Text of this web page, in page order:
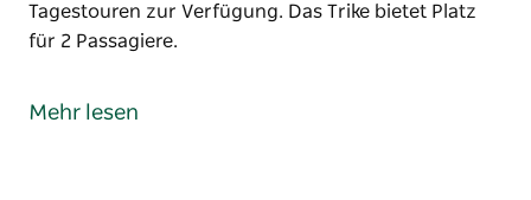
Tagestouren zur Verfügung. Das Trike bietet Platz
für 2 Passagiere.
Freiluftfahrt mit einer Reihe von Touren, die die
Mehr lesen